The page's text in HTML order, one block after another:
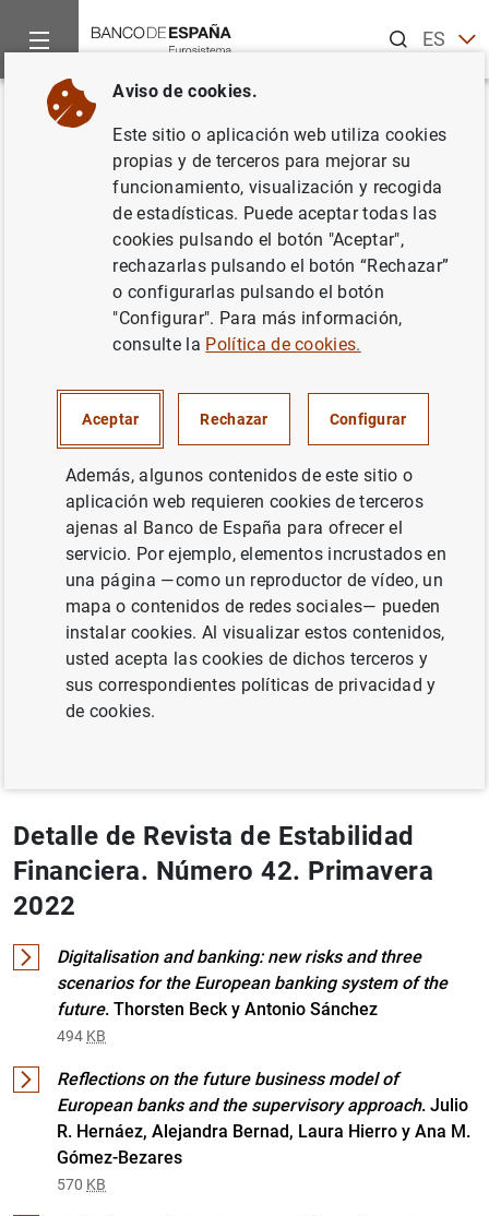
ESEN
Inicio Publicaciones
Volver
Revista de Estabilidad
Financiera. Número 42.
Primavera 2022
Documento completo
Revista de Estabilidad Financiera. Número
42. Primavera 2022 (3
Detalle de Revista de Estabilidad
Financiera. Número 42. Primavera
2022
Digitalisation and banking: new risks and three
scenarios for the European banking system of the
future. Thorsten Beck y Antonio Sánchez
494 KB
Reflections on the future business model of
European banks and the supervisory approach. Julio
R. Hernáez, Alejandra Bernad, Laura Hierro y Ana M.
Gómez-Bezares
570 KB
Aviso de cookies.
Este sitio o aplicación web utiliza cookies
propias y de terceros para mejorar su
funcionamiento, visualización y recogida
de estadísticas. Puede aceptar todas las
cookies pulsando el botón "Aceptar",
rechazarlas pulsando el botón “Rechazar”
o configurarlas pulsando el botón
"Configurar". Para más información,
consulte la Política de cookies.
Aceptar Rechazar Configurar
Además, algunos contenidos de este sitio o
aplicación web requieren cookies de terceros
ajenas al Banco de España para ofrecer el
servicio. Por ejemplo, elementos incrustados en
una página —como un reproductor de vídeo, un
mapa o contenidos de redes sociales— pueden
instalar cookies. Al visualizar estos contenidos,
usted acepta las cookies de dichos terceros y
sus correspondientes políticas de privacidad y
de cookies.